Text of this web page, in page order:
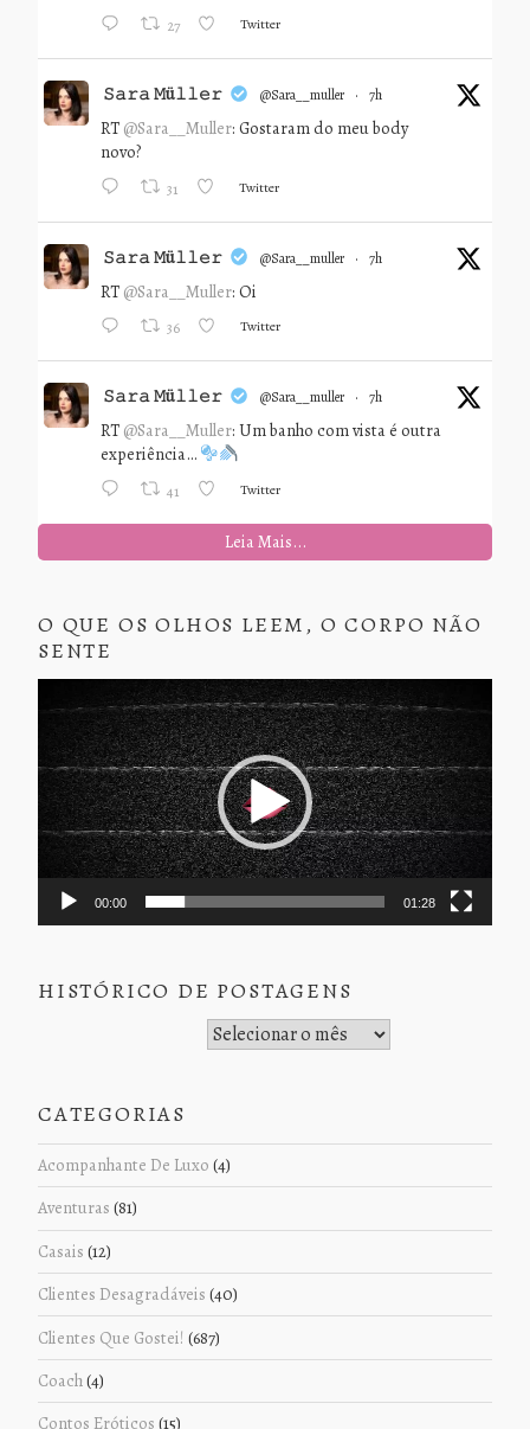
27 Twitter
𝚂𝚊𝚛𝚊 𝙼ü𝚕𝚕𝚎𝚛 @sara__muller · 7h
RT @Sara__Muller: Gostaram do meu body
novo?
31 Twitter
𝚂𝚊𝚛𝚊 𝙼ü𝚕𝚕𝚎𝚛 @sara__muller · 7h
RT @Sara__Muller: Oi
36 Twitter
𝚂𝚊𝚛𝚊 𝙼ü𝚕𝚕𝚎𝚛 @sara__muller · 7h
RT @Sara__Muller: Um banho com vista é outra
experiência…
41 Twitter
Leia Mais...
O QUE OS OLHOS LEEM, O CORPO NÃO
SENTE
de
vídeo
00:00 01:28
HISTÓRICO DE POSTAGENS
CATEGORIAS
Acompanhante De Luxo (4)
Aventuras (81)
Casais (12)
Clientes Desagradáveis (40)
Clientes Que Gostei! (687)
Coach(4)
Contos Eróticos (15)